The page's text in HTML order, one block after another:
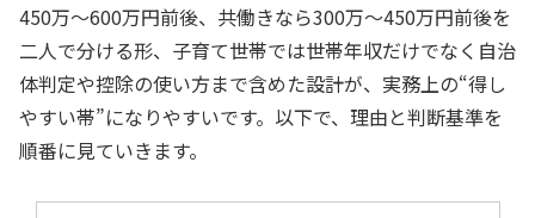
450万〜600万円前後、共働きなら300万〜450万円前後を
二人で分ける形、子育て世帯では世帯年収だけでなく自治
体判定や控除の使い方まで含めた設計が、実務上の“得し
やすい帯”になりやすいです。以下で、理由と判断基準を
順番に見ていきます。